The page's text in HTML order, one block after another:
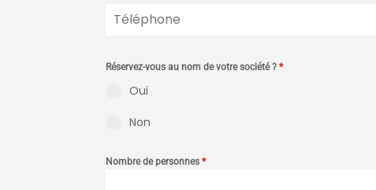
Réservez-vous au nom de votre société ?*
Oui
Non
Nombre de personnes*